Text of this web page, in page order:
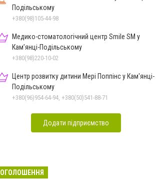
Подільському
+380(98)105-44-98
Медико-стоматологічний центр Smile SM у
Кам’янці-Подільському
+380(98)220-10-02
Центр розвитку дитини Мері Поппінс у Кам'янці-
Подільському
+380(96)954-64-94, +380(50)541-88-71
Додати підприємство
ОГОЛОШЕННЯ